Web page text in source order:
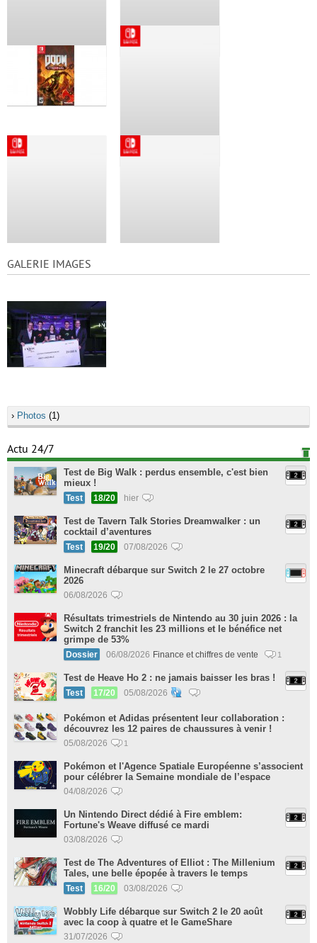
GALERIE IMAGES
› Photos (1)
Actu 24/7
Test de Big Walk : perdus ensemble, c'est bien
mieux !
Test 18/20 hier
Test de Tavern Talk Stories Dreamwalker : un
cocktail d’aventures
Test 19/20 07/08/2026
Minecraft débarque sur Switch 2 le 27 octobre
2026
06/08/2026
Résultats trimestriels de Nintendo au 30 juin 2026 : la
Switch 2 franchit les 23 millions et le bénéfice net
grimpe de 53%
Dossier 06/08/2026 Finance et chiffres de vente 1
Test de Heave Ho 2 : ne jamais baisser les bras !
Test 17/20 05/08/2026
Pokémon et Adidas présentent leur collaboration :
découvrez les 12 paires de chaussures à venir !
05/08/2026 1
Pokémon et l'Agence Spatiale Européenne s’associent
pour célébrer la Semaine mondiale de l’espace
04/08/2026
Un Nintendo Direct dédié à Fire emblem:
Fortune's Weave diffusé ce mardi
03/08/2026
Test de The Adventures of Elliot : The Millenium
Tales, une belle épopée à travers le temps
Test 16/20 03/08/2026
Wobbly Life débarque sur Switch 2 le 20 août
avec la coop à quatre et le GameShare
31/07/2026